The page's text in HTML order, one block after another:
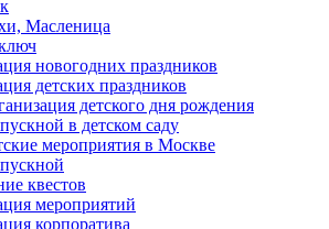
Масленица
новогодних праздников
детских праздников
детского дня рождения
в детском саду
мероприятия в Москве
квестов
мероприятий
корпоратива